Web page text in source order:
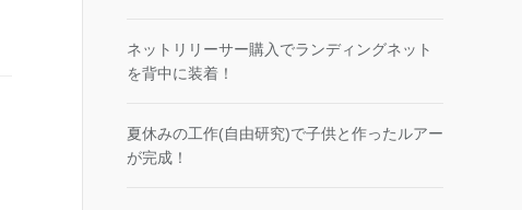
ネットリリーサー購入でランディングネット
を背中に装着！
夏休みの工作(自由研究)で子供と作ったルアー
が完成！